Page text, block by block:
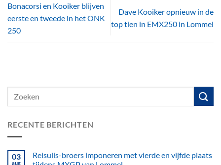
Bonacorsi en Kooiker blijven
eerste en tweede in het ONK
250
Dave Kooiker opnieuw in de
top tien in EMX250 in Lommel
RECENTE BERICHTEN
03
aug
Reisulis-broers imponeren met vierde en vijfde plaats